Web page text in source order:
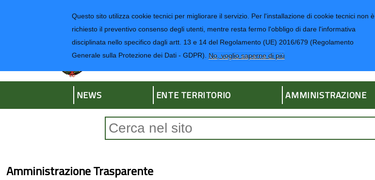
Questo sito utilizza cookie tecnici per migliorare il servizio. Per l'installazione di cookie tecnici non è
richiesto il preventivo consenso degli utenti, mentre resta fermo l'obbligo di dare l'informativa
disciplinata nello specifico dagli artt. 13 e 14 del Regolamento (UE) 2016/679 (Regolamento
Generale sulla Protezione dei Dati - GDPR). No, voglio saperne di più
Regione Liguria
Provincia di Imperia
NEWS ENTE TERRITORIO AMMINISTRAZIONE
Amministrazione Trasparente